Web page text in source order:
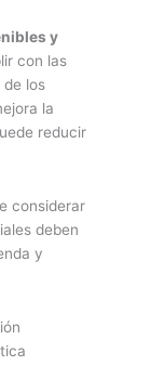
y
con las
los
la
reducir
considerar
deben
y